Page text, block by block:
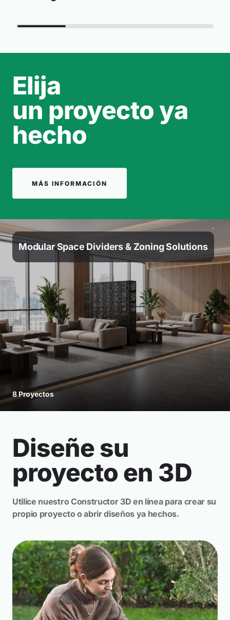
Elija
un proyecto ya
hecho
MÁS INFORMACIÓN
Modular Space Dividers & Zoning Solutions
8 Proyectos
Jardines modulares de sobremesa y
sistemas de jardinería de interior
4 Proyectos
Diseñe su
proyecto en 3D
Utilice nuestro Constructor 3D en línea para crear su
propio proyecto o abrir diseños ya hechos.